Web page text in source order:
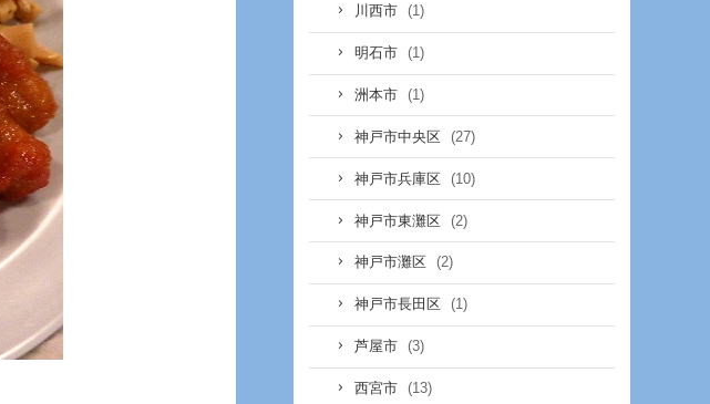
川西市 (1)
明石市 (1)
洲本市 (1)
神戸市中央区 (27)
神戸市兵庫区 (10)
神戸市東灘区 (2)
神戸市灘区 (2)
神戸市長田区 (1)
芦屋市 (3)
西宮市 (13)